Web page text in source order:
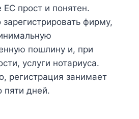
ЕС прост и понятен.
фирму,
пошлину и, при
услуги нотариуса.
регистрация занимает
пяти дней.